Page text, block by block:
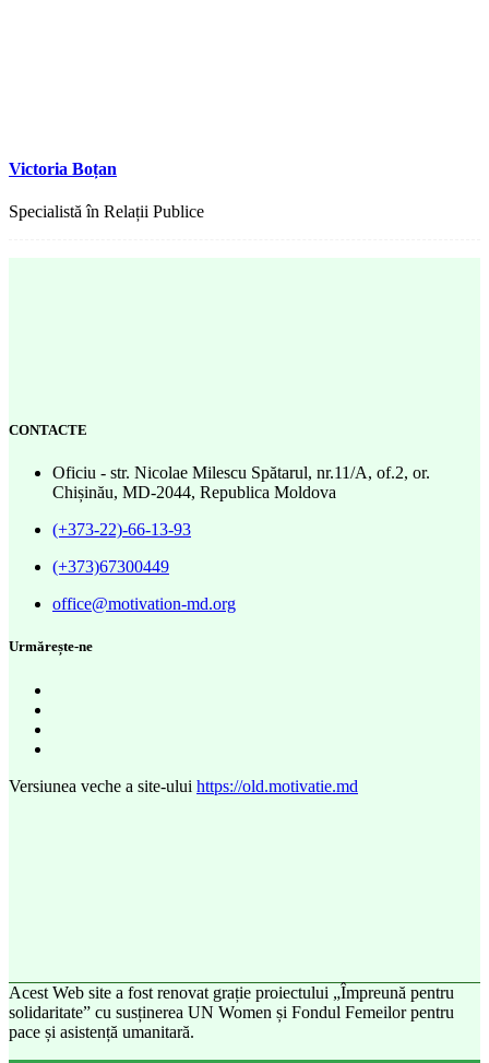
Victoria Boțan
Specialistă în Relații Publice
CONTACTE
Oficiu - str. Nicolae Milescu Spătarul, nr.11/A, of.2, or.
Chișinău, MD-2044, Republica Moldova
(+373-22)-66-13-93
(+373)67300449
office@motivation-md.org
Urmărește-ne
Versiunea veche a site-ului https://old.motivatie.md
Acest Web site a fost renovat grație proiectului „Împreună pentru
solidaritate” cu susținerea UN Women și Fondul Femeilor pentru
pace și asistență umanitară.